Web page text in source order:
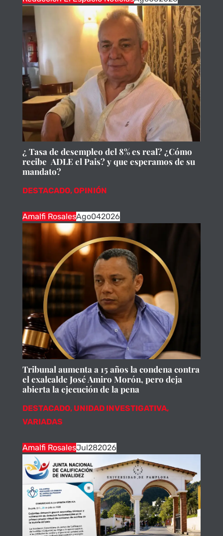
¿ Tasa de desempleo del 8% es real? ¿Cómo
recibe ADLE el Pais? y que esperamos de su
mandato?
DESTACADO,OPINIÓN
Amalfi RosalesAgo042026
Tribunal aumenta a 15 años la condena contra
el exalcalde José Amiro Morón, pero deja
abierta la ejecución de la pena
DESTACADO, UNIDAD INVESTIGATIVA,
VARIADAS
Amalfi RosalesJul282026